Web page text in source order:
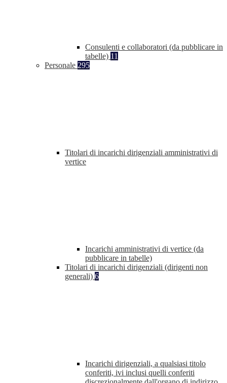
Consulenti e collaboratori (da pubblicare in
tabelle) 11
Personale 295
Titolari di incarichi dirigenziali amministrativi di
vertice
Incarichi amministrativi di vertice (da
pubblicare in tabelle)
Titolari di incarichi dirigenziali (dirigenti non
generali) 6
Incarichi dirigenziali, a qualsiasi titolo
conferiti, ivi inclusi quelli conferiti